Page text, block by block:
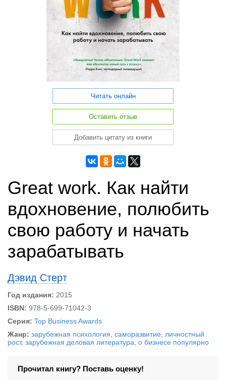
Читать онлайн
Оставить отзыв
Добавить цитату из книги
Great work. Как найти
вдохновение, полюбить
свою работу и начать
зарабатывать
Дэвид Стерт
Год издания: 2015
ISBN: 978-5-699-71042-3
Серия: Top Business Awards
Жанр: зарубежная психология саморазвитие, личностный
рост, зарубежная деловая литература о бизнесе популярно
Прочитал книгу? Поставь оценку!